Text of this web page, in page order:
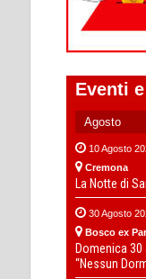
Eventi
10 Agosto
Cremona
La Notte di
30 Agosto
Bosco ex
Domenica
“Nessun